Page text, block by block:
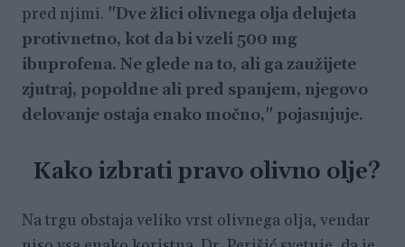
pred njimi. "Dve žlici olivnega olja delujeta
protivnetno, kot da bi vzeli 500 mg
ibuprofena. Ne glede na to, ali ga zaužijete
zjutraj, popoldne ali pred spanjem, njegovo
delovanje ostaja enako močno," pojasnjuje.
Kako izbrati pravo olivno olje?
Na trgu obstaja veliko vrst olivnega olja, vendar